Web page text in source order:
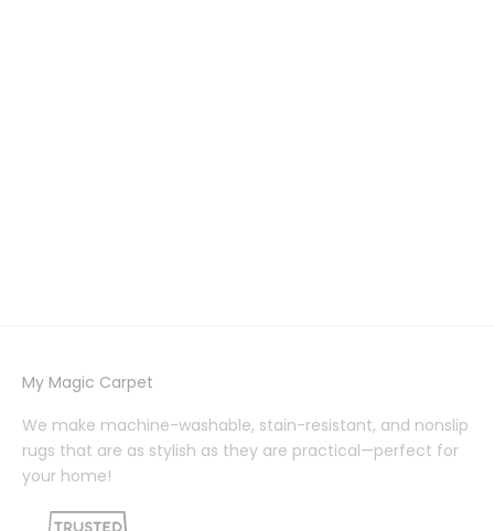
My Magic Carpet
We make machine-washable, stain-resistant, and nonslip
rugs that are as stylish as they are practical—perfect for
your home!